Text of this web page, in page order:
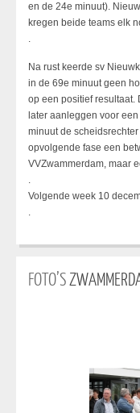
en de 24e minuut).
kregen beide teams elk
.
Na rust keerde sv
in de 69e minuut geen
op een positief resultaat.
later aanleggen voor
minuut de
opvolgende fase een
VVZwammerdam, maar
.
Volgende week 10
.
FOTO’S